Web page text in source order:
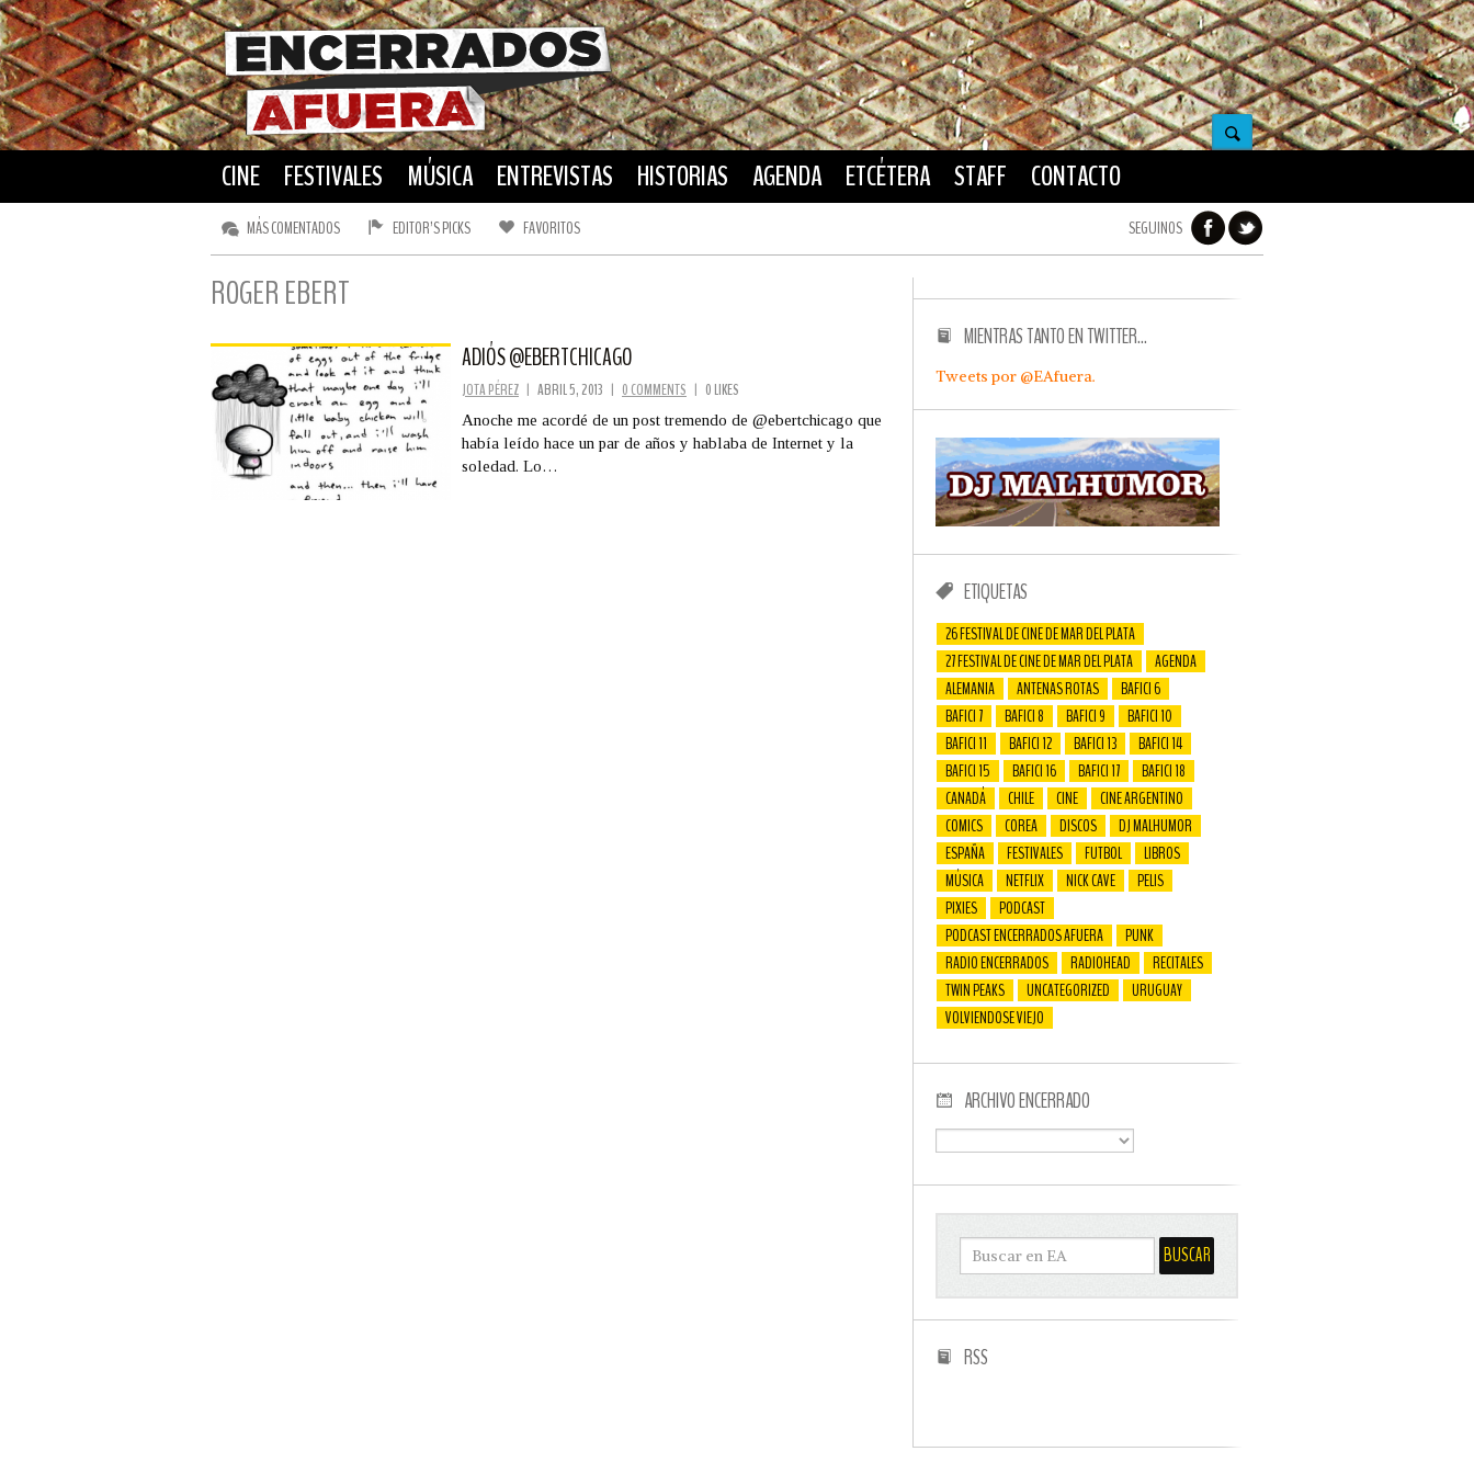
CINE FESTIVALES MÚSICA ENTREVISTAS HISTORIAS AGENDA ETCÉTERA STAFF CONTACTO
SEGUINOS
MÁS COMENTADOS EDITOR’S PICKS FAVORITOS
ROGER EBERT
ADIÓS @EBERTCHICAGO
JOTA PÉREZ | ABRIL 5, 2013 | 0 COMMENTS | 0 LIKES
Anoche me acordé de un post tremendo de @ebertchicago que
había leído hace un par de años y hablaba de Internet y la
soledad. Lo…
MIENTRAS TANTO EN TWITTER…
Tweets por @EAfuera.
ETIQUETAS
26 FESTIVAL DE CINE DE MAR DEL PLATA
27 FESTIVAL DE CINE DE MAR DEL PLATA
AGENDA
ALEMANIA
ANTENAS ROTAS
BAFICI 6
BAFICI 7
BAFICI 8 BAFICI 9
BAFICI 10
BAFICI 11
BAFICI 12 BAFICI 13
BAFICI 14
BAFICI 15
BAFICI 16 BAFICI 17
BAFICI 18
CANADÁ
CHILE CINE
CINE ARGENTINO
COMICS
COREA DISCOS
DJ MALHUMOR
ESPAÑA
FESTIVALES FUTBOL
LIBROS
MÚSICA
NETFLIX NICK CAVE
PELIS
PIXIES
PODCAST
PODCAST ENCERRADOS AFUERA
PUNK
RADIO ENCERRADOS
RADIOHEAD
RECITALES
TWIN PEAKS
UNCATEGORIZED
URUGUAY
VOLVIENDOSE VIEJO
ARCHIVO ENCERRADO
RSS